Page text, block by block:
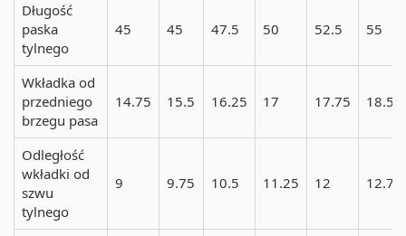
Długość
paska
tylnego
45 45 47.5 50 52.5 55
Wkładka od
przedniego
brzegu pasa
14.75 15.5 16.25 17 17.75 18.5
Odległość
wkładki od
szwu
tylnego
9 9.75 10.5 11.25 12 12.75